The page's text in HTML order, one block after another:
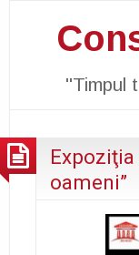
"Timpul
oameni”